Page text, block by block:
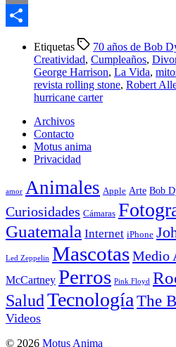
Email
Etiquetas 70 años de Bob
Creatividad, Cumpleaños,
George Harrison, La Vida,
revista rolling stone, Robert
hurricane carter
Archivos
Contacto
Motus anima
Privacidad
amor Animales Apple Arte Bob
Curiosidades Cámaras
Guatemala Internet iPhone
Led Zeppelin MascotasMedio
McCartney Perros Pink Floyd
SaludTecnología The
Videos
© 2026 Motus Anima